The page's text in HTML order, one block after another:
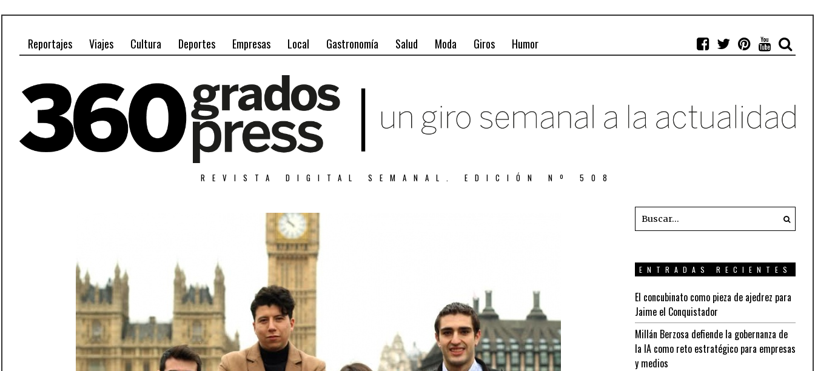
Reportajes Viajes Cultura Deportes Empresas Local Gastronomía Salud Moda Giros Humor
REVISTA DIGITAL SEMANAL. EDICIÓN Nº 508
ENTRADAS RECIENTES
El concubinato como pieza de ajedrez para
Jaime el Conquistador
Millán Berzosa defiende la gobernanza de
la IA como reto estratégico para empresas
y medios